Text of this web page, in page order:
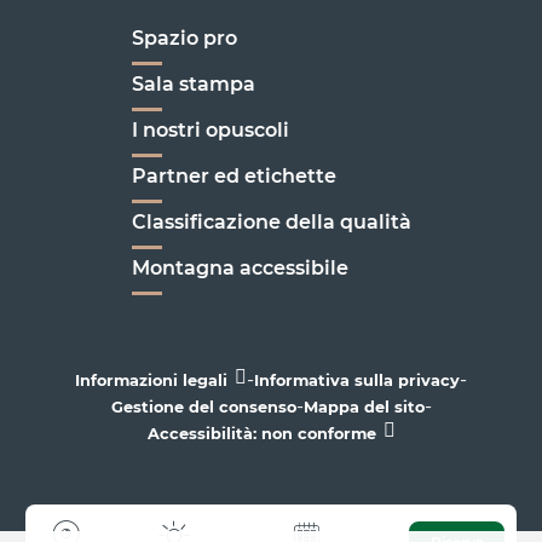
Spazio pro
Sala stampa
I nostri opuscoli
Partner ed etichette
Classificazione della qualità
Montagna accessibile
Informazioni legali -Informativa sulla privacy-
Gestione del consenso-Mappa del sito-
Accessibilità: non conforme